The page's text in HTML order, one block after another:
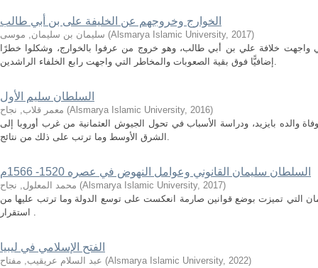
الخوارج وخروجهم عن الخليفة على بن أبي طالب
سليمان بن سليمان, موسى (Alsmarya Islamic University, 2017)
واجهت خلافة علي بن أبي طالب، وهو خروج من عرفوا بالخوارج، وشكلوا خطرًا
إضافيًّا فوق بقية الصعوبات والمخاطر التي واجهت رابع الخلفاء الراشدين.
السلطان سليم الأول
معمر قلاب, نجاح (Alsmarya Islamic University, 2016)
والده بايزيد، ودراسة الأسباب في تحول الجيوش العثمانية من غرب أوروبا إلى
الشرق الأوسط وما ترتب على ذلك من نتائج.
السلطان سليمان القانوني وعوامل النهوض في عصره 1520- 1566م
محمد المعلول, نجاح (Alsmarya Islamic University, 2017)
التي تميزت بوضع قوانين صارمة انعكست على توسع الدولة وما ترتب عليها من
استقرار .
الفتح الإسلامي في ليبيا
عبد السلام عريقيب, مفتاح (Alsmarya Islamic University, 2022)